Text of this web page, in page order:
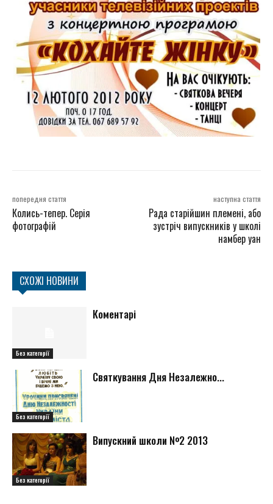
попередня стаття
Колись-тепер. Серія
фотографій
наступна стаття
Рада старійшин племені, або
зустріч випускників у школі
намбер уан
СХОЖІ НОВИНИ
Без категорії
Коментарі
Без категорії
Святкування Дня Незалежно...
Без категорії
Випускний школи №2 2013